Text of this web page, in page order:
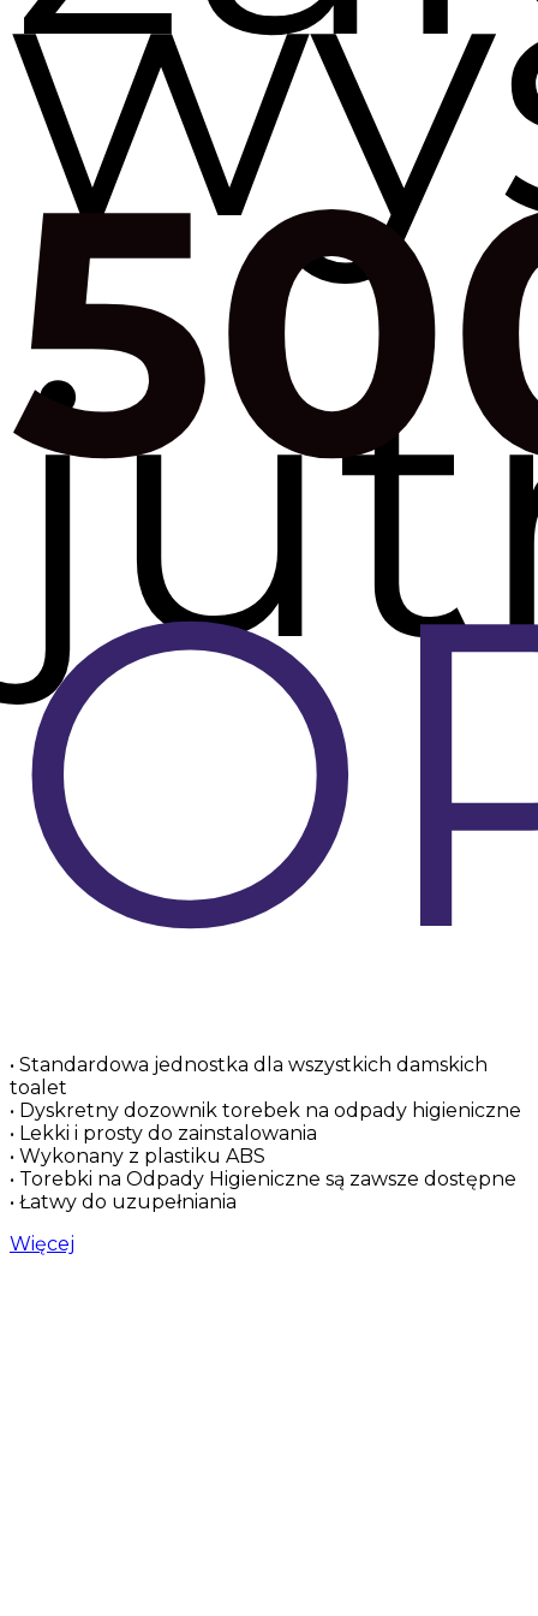
• Standardowa jednostka dla wszystkich damskich
toalet
• Dyskretny dozownik torebek na odpady higieniczne
• Lekki i prosty do zainstalowania
• Wykonany z plastiku ABS
• Torebki na Odpady Higieniczne są zawsze dostępne
• Łatwy do uzupełniania
Więcej